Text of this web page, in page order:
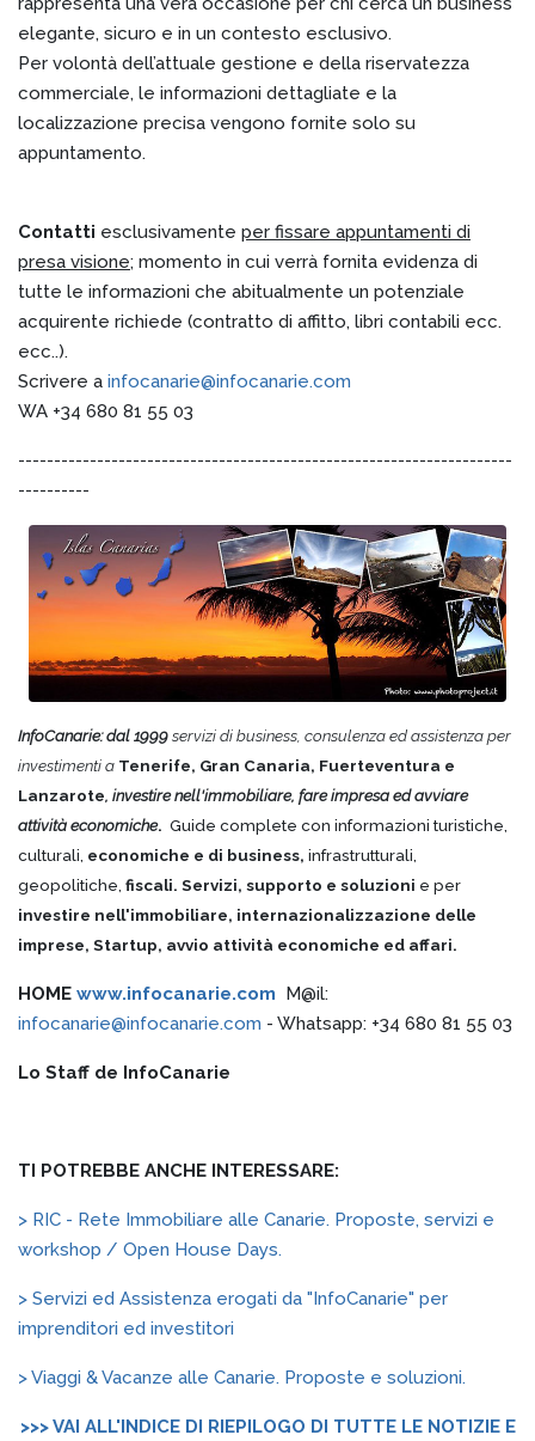
elegante, sicuro e in un contesto esclusivo.
Per volontà dell’attuale gestione e della riservatezza
commerciale, le informazioni dettagliate e la
localizzazione precisa vengono fornite solo su
appuntamento.
Contatti esclusivamente per fissare appuntamenti di
presa visione; momento in cui verrà fornita evidenza di
tutte le informazioni che abitualmente un potenziale
acquirente richiede (contratto di affitto, libri contabili ecc.
ecc..).
Scrivere a infocanarie@infocanarie.com
WA +34 680 81 55 03
---------------------------------------------------------------------
----------
InfoCanarie: dal 1999servizi di business, consulenza ed assistenza per
investimenti a Tenerife, Gran Canaria, Fuerteventura e
Lanzarote, investire nell'immobiliare, fare impresa ed avviare
attività economiche. Guide complete con informazioni turistiche,
culturali, economiche e di business, infrastrutturali,
geopolitiche, fiscali. Servizi, supporto e soluzioni e per
investire nell'immobiliare, internazionalizzazione delle
imprese, Startup, avvio attività economiche ed affari.
HOME www.infocanarie.com M@il:
infocanarie@infocanarie.com - Whatsapp: +34 680 81 55 03
Lo Staff de InfoCanarie
TI POTREBBE ANCHE INTERESSARE:
> RIC - Rete Immobiliare alle Canarie. Proposte, servizi e
workshop / Open House Days.
> Servizi ed Assistenza erogati da "InfoCanarie" per
imprenditori ed investitori
> Viaggi & Vacanze alle Canarie. Proposte e soluzioni.
>>> VAI ALL'INDICE DI RIEPILOGO DI TUTTE LE NOTIZIE E